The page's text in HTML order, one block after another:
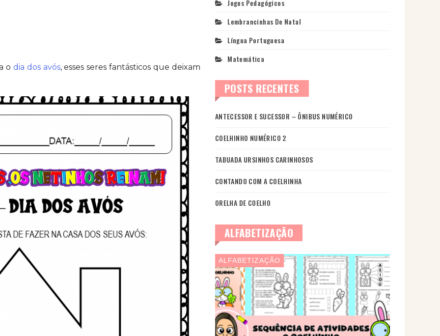
o dia dos avós, esses seres fantásticos que deixam
Jogos Pedagógicos
Lembrancinhas De Natal
Língua Portuguesa
Matemática
POSTS RECENTES
ANTECESSOR E SUCESSOR – ÔNIBUS NUMÉRICO
COELHINHO NUMÉRICO 2
TABUADA URSINHOS CARINHOSOS
CONTANDO COM A COELHINHA
ORELHA DE COELHO
ALFABETIZAÇÃO
ALFABETIZAÇÃO